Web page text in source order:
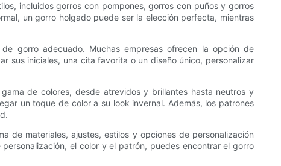
incluidos gorros con pompones, gorros con puños y gorros
un gorro holgado puede ser la elección perfecta, mientras
gorro adecuado. Muchas empresas ofrecen la opción de
sus iniciales, una cita favorita o un diseño único, personalizar
de colores, desde atrevidos y brillantes hasta neutros y
un toque de color a su look invernal. Además, los patrones
de materiales, ajustes, estilos y opciones de personalización
el color y el patrón, puedes encontrar el gorro